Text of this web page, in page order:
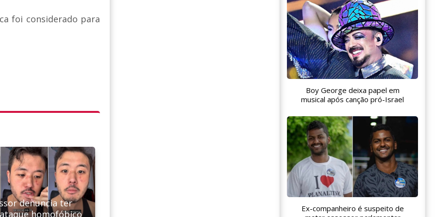
foi considerado para
denuncia ter
homofóbico
Boy George deixa papel em
musical após canção pró-Israel
Ex-companheiro é suspeito de